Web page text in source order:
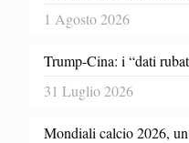
1 Agosto 2026
Trump-Cina: i “dati
31 Luglio 2026
Mondiali calcio 2026,